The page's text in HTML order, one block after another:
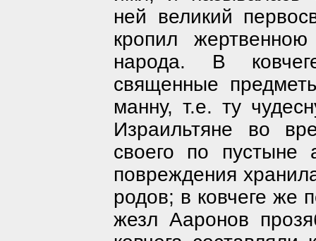
ней великий
кропил
народа. В
священные
манну, т.е. ту
Израильтяне во
своего по пустыне
повреждения
родов; в ковчеге же
жезл Ааронов